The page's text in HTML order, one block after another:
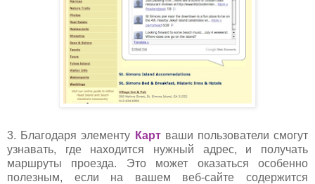
3. Благодаря элементу Картваши пользователи смогут
узнавать, где находится нужный адрес, и получать
маршруты проезда. Это может оказаться особенно
полезным, если на вашем веб-сайте содержится